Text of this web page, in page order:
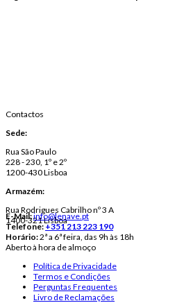
Contactos
Sede:
Rua São Paulo
228 - 230, 1º e 2º
1200-430 Lisboa
Armazém:
Rua Rodrigues Cabrilho nº 3 A
1400-321 Lisboa
E-Mail:info@lenave.pt
Telefone:+351 213 223 190
Horário:2ª a 6ª feira, das 9h às 18h
Aberto à hora de almoço
Política de Privacidade
Termos e Condições
Perguntas Frequentes
Livro de Reclamações